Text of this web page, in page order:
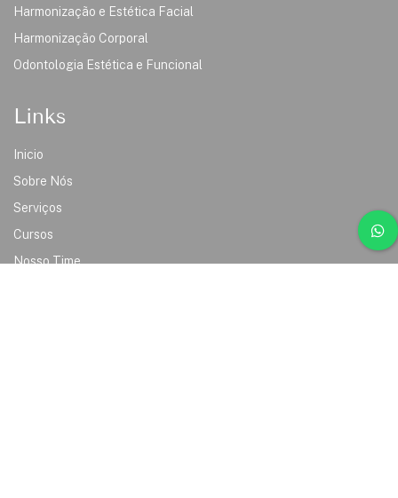
Harmonização e Estética Facial
Harmonização Corporal
Odontologia Estética e Funcional
Links
Inicio
Sobre Nós
Serviços
Cursos
Nosso Time